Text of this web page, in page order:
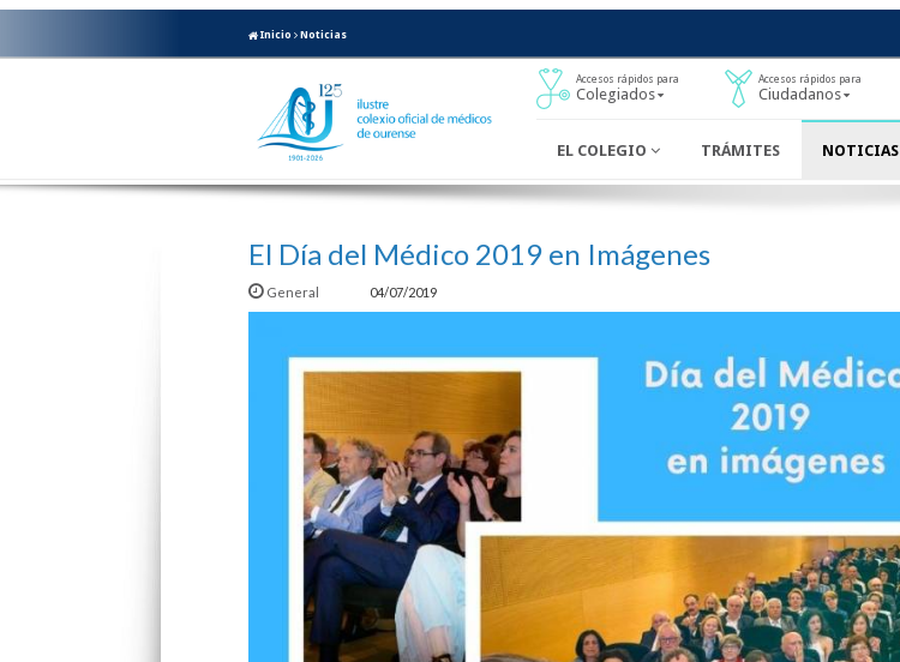
Inicio Noticias
Accesos rápidos para
Colegiados
Accesos rápidos para
Ciudadanos
EL COLEGIO TRÁMITES NOTICIAS
El Día del Médico 2019 en Imágenes
General 04/07/2019